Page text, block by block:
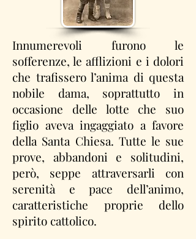
Innumerevoli furono le
sofferenze, le afflizioni e i dolori
che trafissero l’anima di questa
nobile dama, soprattutto in
occasione delle lotte che suo
figlio aveva ingaggiato a favore
della Santa Chiesa. Tutte le sue
prove, abbandoni e solitudini,
però, seppe attraversarli con
serenità e pace dell’animo,
caratteristiche proprie dello
spirito cattolico.